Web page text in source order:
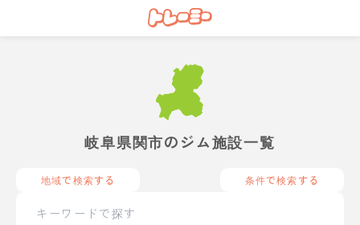
岐阜県関市のジム施設一覧
地域で検索する 条件で検索する